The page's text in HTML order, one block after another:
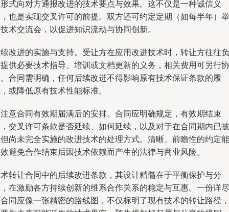
式向对方通报改进的技术要点与效果。这不仅是一种诚信义
也是实现交叉许可的前提。双方还可约定定期（如每半年）举
术交流会，以促进知识流动与协同创新。
改进的实施与支持。受让方在应用改进技术时，转让方往往负
供必要技术指导、培训或文档更新的义务，相关费用可另行协
合同需明确，任何后续改进不得影响原有技术保证条款的履
或降低原有技术性能标准。
意合同有效期届满后的安排。合同应明确规定，有效期结束
交叉许可条款是否延续、如何延续，以及对于在合同期内已披
尚未完全实施的改进技术的处理方式。清晰、前瞻性的约定能
避免合作结束后因技术依赖而产生的法律与商业风险。
转让合同中的后续改进条款，其设计精髓在于平衡保护与分
在激励各方持续创新的维系合作关系的稳定与互惠。一份详尽
同应像一张精密的路线图，不仅标明了现有技术的转让路径，